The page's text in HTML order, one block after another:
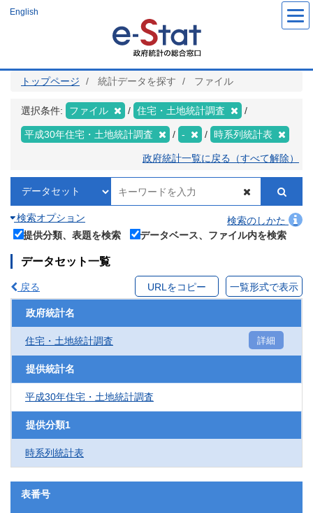
ツ
English
トップページ 統計データを探す ファイル
選択条件: ファイル 住宅・土地統計調査
平成30年住宅・土地統計調査 - 時系列統計表
政府統計一覧に戻る（すべて解除）
検索オプション
検索のしかた
提供分類、表題を検索
データベース、ファイル内を検索
データセット一覧
戻る URLをコピー 一覧形式で表示
政府統計名
住宅・土地統計調査 詳細
提供統計名
平成30年住宅・土地統計調査
提供分類1
時系列統計表
表番号